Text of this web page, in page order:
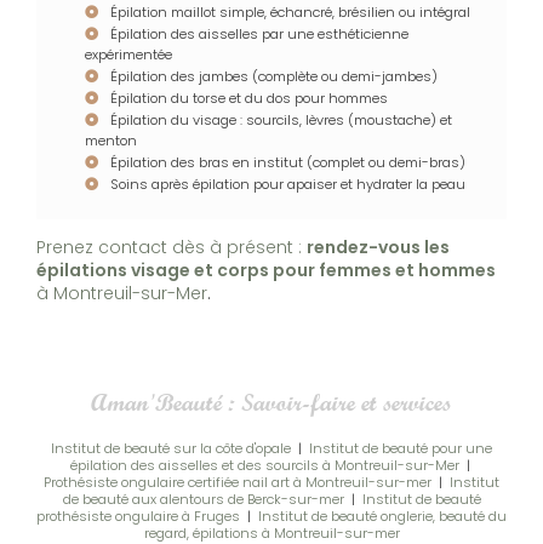
Épilation maillot simple, échancré, brésilien ou intégral
Épilation des aisselles par une esthéticienne
expérimentée
Épilation des jambes (complète ou demi-jambes)
Épilation du torse et du dos pour hommes
Épilation du visage : sourcils, lèvres (moustache) et
menton
Épilation des bras en institut (complet ou demi-bras)
Soins après épilation pour apaiser et hydrater la peau
Prenez contact dès à présent : rendez-vous les
épilations visage et corps pour femmes et hommes
à Montreuil-sur-Mer.
Aman'Beauté : Savoir-faire et services
Institut de beauté sur la côte d'opale | Institut de beauté pour une
épilation des aisselles et des sourcils à Montreuil-sur-Mer|
Prothésiste ongulaire certifiée nail art à Montreuil-sur-mer | Institut
de beauté aux alentours de Berck-sur-mer| Institut de beauté
prothésiste ongulaire à Fruges | Institut de beauté onglerie, beauté du
regard, épilations à Montreuil-sur-mer